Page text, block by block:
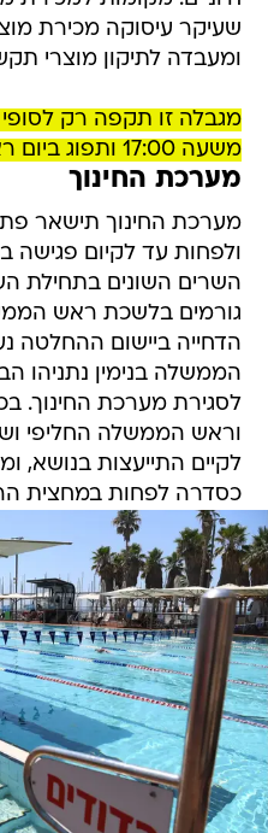
שעיקר עיסוקה מכירת
ומעבדה לתיקון מוצרי
מגבלה זו תקפה רק
משעה 17:00 ותפוג ביום ראשון ב-05:00.
מערכת החינוך
מערכת החינוך תישאר
ולפחות עד לקיום פגישה
השרים השונים בתחילת
גורמים בלשכת ראש
הדחייה ביישום
הממשלה בנימין נתניהו
לסגירת מערכת החינוך.
וראש הממשלה החליפי ושר
לקיים התייעצות בנושא,
כסדרה לפחות במחצית